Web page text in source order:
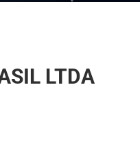
LTDA